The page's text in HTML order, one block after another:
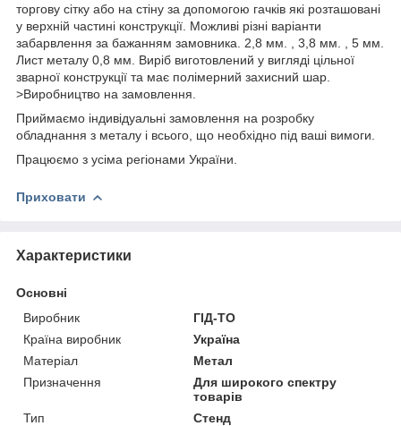
торгову сітку або на стіну за допомогою гачків які розташовані
у верхній частині конструкції. Можливі різні варіанти
забарвлення за бажанням замовника. 2,8 мм. , 3,8 мм. , 5 мм.
Лист металу 0,8 мм. Виріб виготовлений у вигляді цільної
зварної конструкції та має полімерний захисний шар.
>Виробництво на замовлення.
Приймаємо індивідуальні замовлення на розробку
обладнання з металу і всього, що необхідно під ваші вимоги.
Працюємо з усіма регіонами України.
Приховати
Характеристики
Основні
Виробник
ГІД-ТО
Країна виробник
Україна
Матеріал
Метал
Призначення
Для широкого спектру
товарів
Тип
Стенд